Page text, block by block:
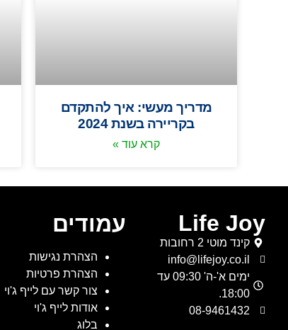
מדריך מעשי: איך להתקדם
בקריירה בשנת 2024
קרא עוד »
Life Joy
קינד מוטי 2 רחובות
info@lifejoy.co.il
ימים א'-ה' 09:30 עד
18:00.
08-9461432
עמודים
הצהרת נגישות
הצהרת פרטיות
צור קשר עם לייף ג'וי
אודות לייף ג'וי
בלוג